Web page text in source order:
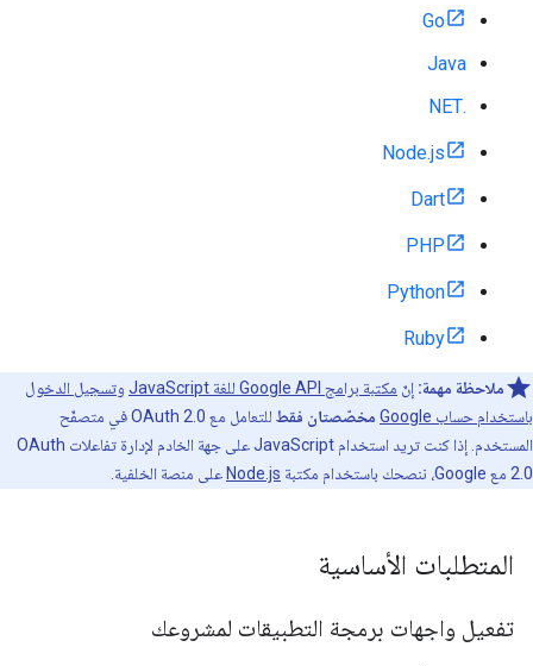
Go
Java
.NET
Node.js
Dart
PHP
Python
Ruby
ملاحظة مهمة: إنّ مكتبة برامج Google API للغة JavaScript وتسجيل الدخول
باستخدام حساب Google
مخصّصتان فقط
للتعامل مع OAuth 2.0 في متصفّح
المستخدم. إذا كنت تريد استخدام JavaScript على جهة الخادم لإدارة تفاعلات OAuth
2.0 مع Google، ننصحك باستخدام مكتبة
Node.js على منصة الخلفية.
المتطلبات الأساسية
تفعيل واجهات برمجة التطبيقات لمشروعك